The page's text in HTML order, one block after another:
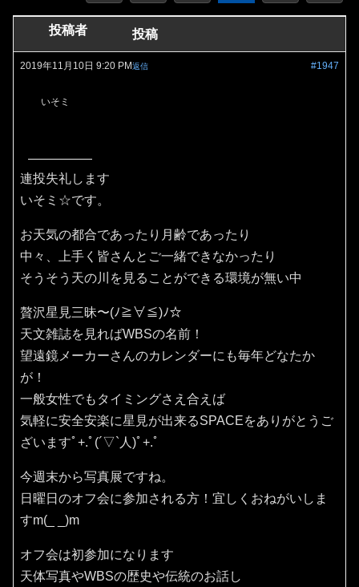
投稿者 投稿
2019年11月10日 9:20 PM #1947
返信
いそミ
連投失礼します
いそミ☆です。
お天気の都合であったり月齢であったり
中々、上手く皆さんとご一緒できなかったり
そうそう天の川を見ることができる環境が無い中
贅沢星見三昧〜(ﾉ≧∀≦)ﾉ☆
天文雑誌を見ればWBSの名前！
望遠鏡メーカーさんのカレンダーにも毎年どなたか
が！
一般女性でもタイミングさえ合えば
気軽に安全安楽に星見が出来るSPACEをありがとうご
ざいますﾟ+.ﾟ(´▽`人)ﾟ+.ﾟ
今週末から写真展ですね。
日曜日のオフ会に参加される方！宜しくおねがいしま
すm(_ _)m
オフ会は初参加になります
天体写真やWBSの歴史や伝統のお話し